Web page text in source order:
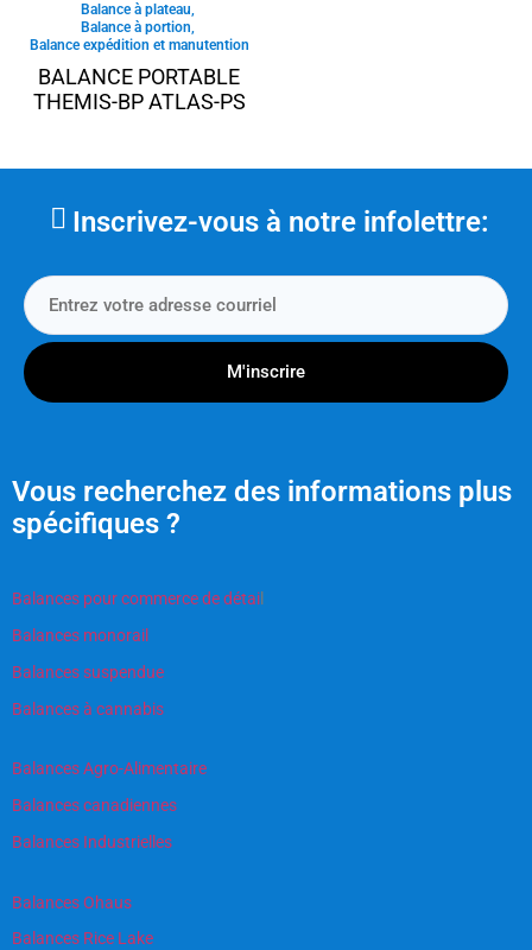
Balance à plateau,
Balance à portion,
Balance expédition et manutention
BALANCE PORTABLE
THEMIS-BP ATLAS-PS
Inscrivez-vous à notre infolettre:
M'inscrire
Vous recherchez des informations plus
spécifiques ?
Balances pour commerce de détai
Balances monorail
Balances suspendue
Balances à cannabis
Balances Agro-Alimentaire
Balances canadiennes
Balances Industrielles
Balances Ohaus
Balances Rice Lake